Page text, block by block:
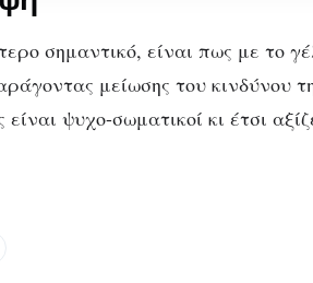
σημαντικό, είναι πως με το
μείωσης του κινδύνου
ψυχο-σωματικοί κι έτσι